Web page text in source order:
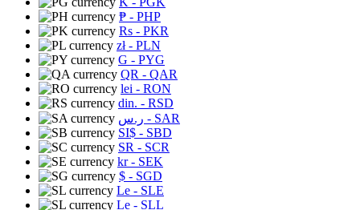
₱ - PHP
Rs - PKR
zł- PLN
G - PYG
QR - QAR
lei - RON
din. - RSD
ر.س - SAR
SI$ - SBD
SR - SCR
kr- SEK
$ - SGD
Le - SLE
Le - SLL